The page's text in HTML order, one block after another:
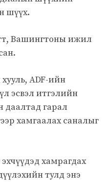
шүүх.
Вашингтоны ижил
хууль, ADF-ийн
эсвэл итгэлийн
​​даалтад гарал
хамгаалах саналыг
хамрагдах
тулд энэ